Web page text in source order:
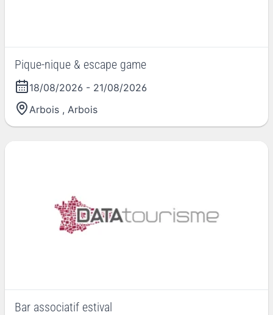
Pique-nique & escape game
18/08/2026 - 21/08/2026
Arbois , Arbois
Bar associatif estival